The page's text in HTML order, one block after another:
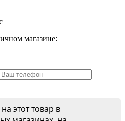
магазине:
этот товар в